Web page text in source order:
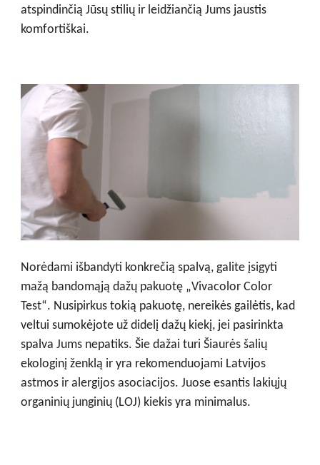
atspindinčią Jūsų stilių ir leidžiančią Jums jaustis
komfortiškai.
Norėdami išbandyti konkrečią spalvą, galite įsigyti
mažą bandomąją dažų pakuotę „Vivacolor Color
Test“. Nusipirkus tokią pakuotę, nereikės gailėtis, kad
veltui sumokėjote už didelį dažų kiekį, jei pasirinkta
spalva Jums nepatiks. Šie dažai turi Šiaurės šalių
ekologinį ženklą ir yra rekomenduojami Latvijos
astmos ir alergijos asociacijos. Juose esantis lakiųjų
organinių junginių (LOJ) kiekis yra minimalus.